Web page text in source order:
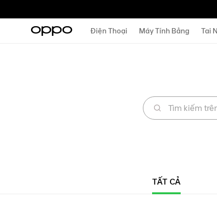
Điện Thoại Máy Tính Bảng Tai
TẤT CẢ